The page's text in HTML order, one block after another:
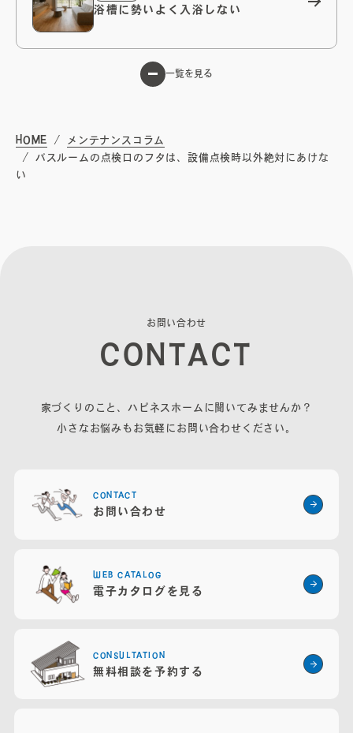
お問い合わせ
プライバシーポリシー
佐賀県佐賀市大和町東山田2311-1
0952-20-2232
浴槽に勢いよく入浴しない
一覧を見る
HOME
メンテナンスコラム
バスルームの点検口のフタは、設備点検時以外絶対にあけな
い
お 問い合わせ
CONTACT
家づくりのこと、ハピネスホームに聞いてみませんか？
小さなお悩みもお気軽にお問い合わせください。
CONTACT
お問い合わせ
WEB CATALOG
電子カタログを見る
CONSULTATION
無料相談を予約する